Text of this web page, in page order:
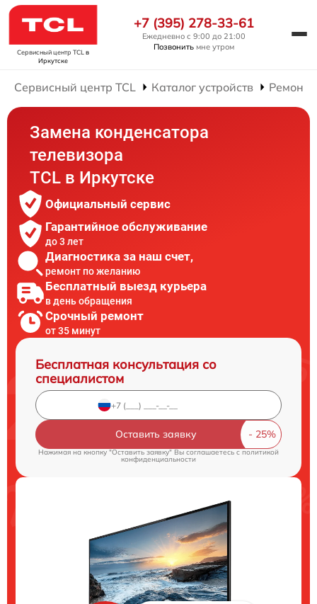
Сервисный центр TCL в
Иркутске
+7 (395) 278-33-61
Ежедневно с 9:00 до 21:00
Позвонить мне утром
Сервисный центр TCL Каталог устройств Ремонт
Замена конденсатора
телевизора
TCL в Иркутске
Официальный сервис
Гарантийное обслуживание
до 3 лет
Диагностика за наш счет,
ремонт по желанию
Бесплатный выезд курьера
в день обращения
Срочный ремонт
от 35 минут
Бесплатная консультация со
специалистом
Оставить заявку
Нажимая на кнопку "Оставить заявку" Вы соглашаетесь cполитикой
конфиденциальности